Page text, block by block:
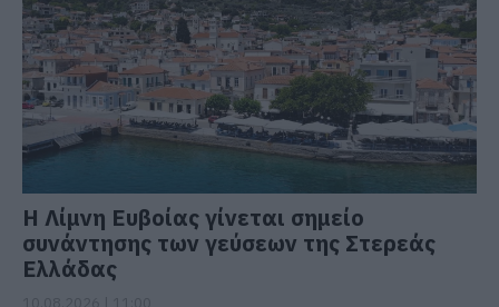
Η Λίμνη Ευβοίας γίνεται σημείο
συνάντησης των γεύσεων της Στερεάς
Ελλάδας